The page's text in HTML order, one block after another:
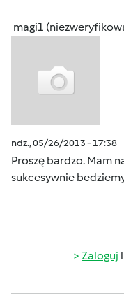
magi1
ndz., 05/26/2013 - 17:38
Proszę bardzo. Mam
sukcesywnie
Zaloguj